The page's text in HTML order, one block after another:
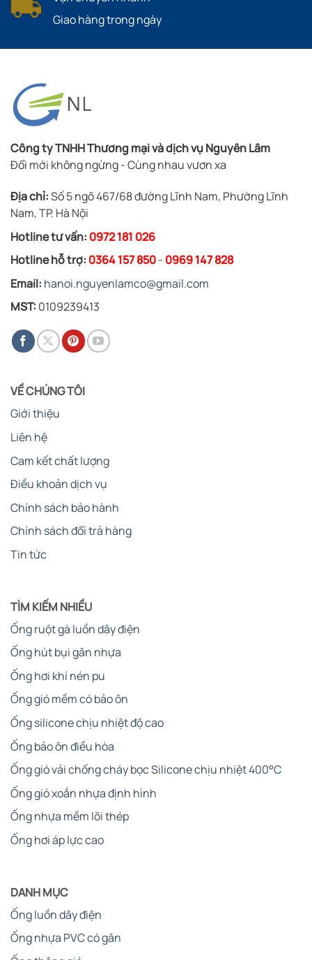
Giao hàng trong ngày
Công ty TNHH Thương mại và dịch vụ Nguyên Lâm
Đổi mới không ngừng - Cùng nhau vươn xa
Địa chỉ:Số 5 ngõ 467/68 đường Lĩnh Nam, Phường Lĩnh
Nam, TP. Hà Nội
Hotline tư vấn: 0972 181 026
Hotline hỗ trợ: 0364 157 850- 0969 147 828
Email: hanoi.nguyenlamco@gmail.com
MST: 0109239413
VỀ CHÚNG TÔI
Giới thiệu
Liên hệ
Cam kết chất lượng
Điều khoản dịch vụ
Chính sách bảo hành
Chính sách đổi trả hàng
Tin tức
TÌM KIẾM NHIỀU
Ống ruột gà luồn dây điện
Ống hút bụi gân nhựa
Ống hơi khí nén pu
Ống gió mềm có bảo ôn
Ống silicone chịu nhiệt độ cao
Ống bảo ôn điều hòa
Ống gió vải chống cháy bọc Silicone chịu nhiệt 400°C
Ống gió xoắn nhựa định hình
Ống nhựa mềm lõi thép
Ống hơi áp lực cao
DANH MỤC
Ống luồn dây điện
Ống nhựa PVC có gân